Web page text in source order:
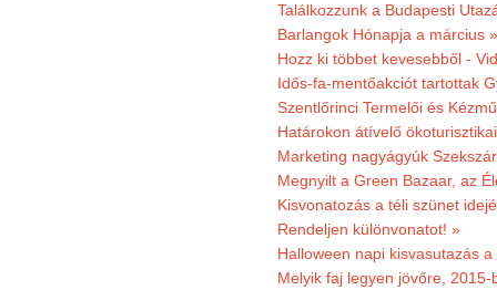
Találkozzunk a Budapesti
Barlangok Hónapja a március »
Hozz ki többet kevesebből -
Idős-fa-mentőakciót tartottak
Szentlőrinci Termelői és
Határokon átívelő
Marketing nagyágyúk
Megnyilt a Green Bazaar, az
Kisvonatozás a téli szünet
Rendeljen különvonatot! »
Halloween napi kisvasutazás
Melyik faj legyen jövőre,